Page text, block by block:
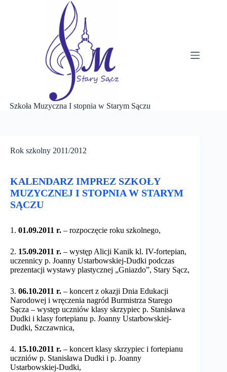
Szkoła Muzyczna I stopnia w Starym Sączu
Rok szkolny 2011/2012
KALENDARZ IMPREZ SZKOŁY
MUZYCZNEJ I STOPNIA W STARYM
SĄCZU
1. 01.09.2011 r. – rozpoczęcie roku szkolnego,
2. 15.09.2011 r. – występ Alicji Kanik kl. IV-fortepian,
uczennicy p. Joanny Ustarbowskiej-Dudki podczas
prezentacji wystawy plastycznej „Gniazdo”, Stary Sącz,
3. 06.10.2011 r. – koncert z okazji Dnia Edukacji
Narodowej i wręczenia nagród Burmistrza Starego
Sącza – występ uczniów klasy skrzypiec p. Stanisława
Dudki i klasy fortepianu p. Joanny Ustarbowskiej-
Dudki, Szczawnica,
4. 15.10.2011 r. – koncert klasy skrzypiec i fortepianu
uczniów p. Stanisława Dudki i p. Joanny
Ustarbowskiej-Dudki,